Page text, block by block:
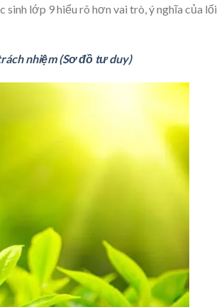
sinh lớp 9 hiểu rõ hơn vai trò, ý nghĩa của lối
nhiệm (Sơ đồ tư duy)